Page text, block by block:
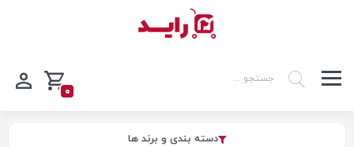
0
دسته بندی و برند ها